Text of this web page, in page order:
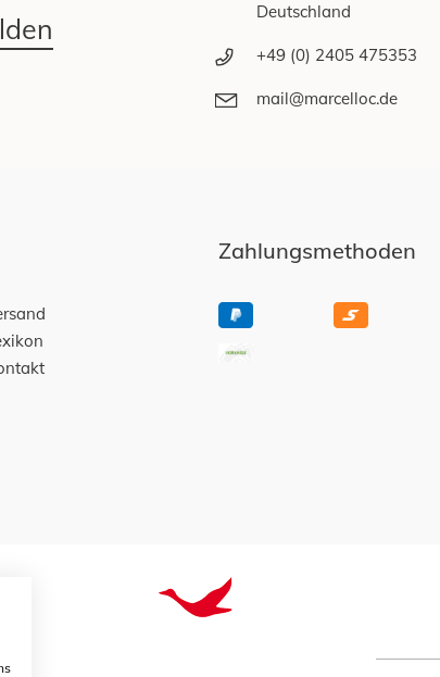
Deutschland
+49 (0) 2405 475353
mail@marcelloc.de
Zahlungsmethoden